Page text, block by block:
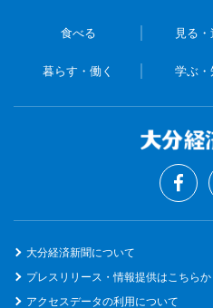
食べる 見る
暮らす・働く 学ぶ・
大分経済新聞について
プレスリリース・情報提供はこちらか
アクセスデータの利用について